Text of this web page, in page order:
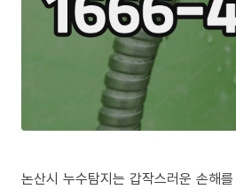
논산시 누수탐지는 갑작스러운 손해